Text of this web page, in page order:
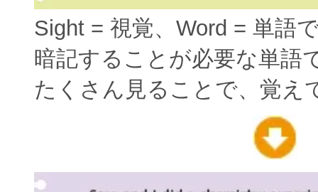
Sight = 視覚、Word = 単語
暗記することが必要な単語
たくさん見ることで、覚え